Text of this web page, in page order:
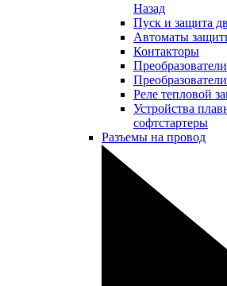
Назад
Пуск и защита
Автоматы
Контакторы
Реле тепловой
Устройства
софтстартеры
Разъемы на провод